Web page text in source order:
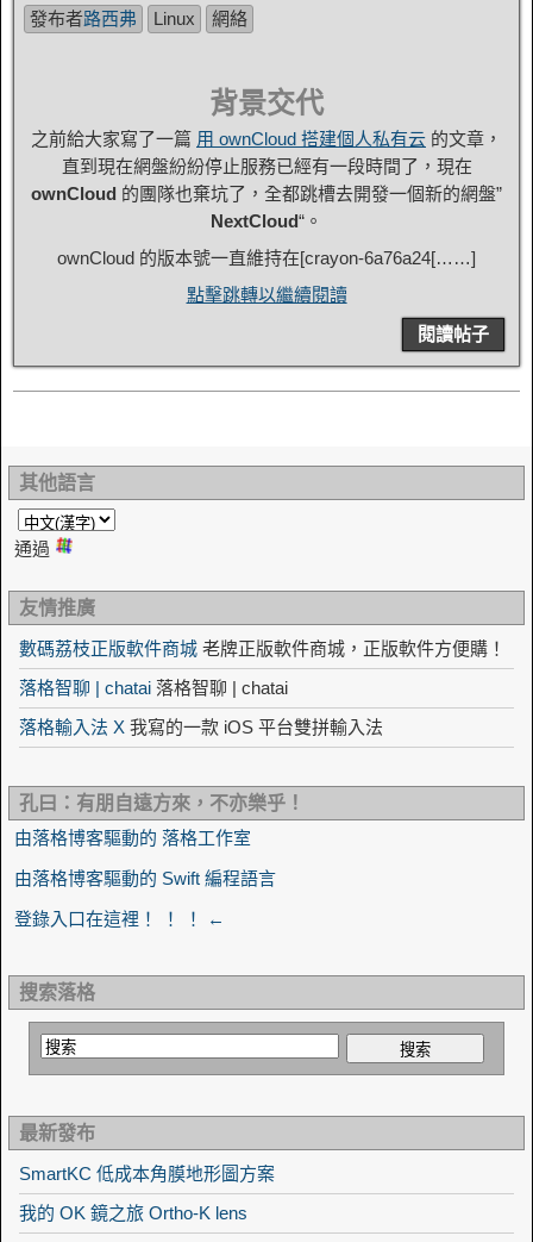
發布者路西弗 Linux 網絡
背景交代
之前給大家寫了一篇 用 ownCloud 搭建個人私有云 的文章，
直到現在網盤紛紛停止服務已經有一段時間了，現在
ownCloud 的團隊也棄坑了，全都跳槽去開發一個新的網盤”
NextCloud“。
ownCloud 的版本號一直維持在[crayon-6a76a24[……]
點擊跳轉以繼續閱讀
閱讀帖子
其他語言
通過
友情推廣
數碼荔枝正版軟件商城 老牌正版軟件商城，正版軟件方便購！
落格智聊 | chatai 落格智聊 | chatai
落格輸入法 X 我寫的一款 iOS 平台雙拼輸入法
孔曰：有朋自遠方來，不亦樂乎！
由落格博客驅動的 落格工作室
由落格博客驅動的 Swift 編程語言
登錄入口在這裡！ ！ ！ ←
搜索落格
最新發布
SmartKC 低成本角膜地形圖方案
我的 OK 鏡之旅 Ortho-K lens